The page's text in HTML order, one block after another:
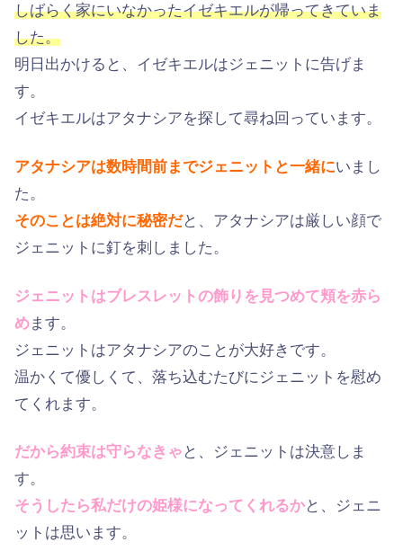
しばらく家にいなかったイゼキエルが帰ってきていま
した。
明日出かけると、イゼキエルはジェニットに告げま
す。
イゼキエルはアタナシアを探して尋ね回っています。
アタナシアは数時間前までジェニットと一緒にいまし
た。
そのことは絶対に秘密だと、アタナシアは厳しい顔で
ジェニットに釘を刺しました。
ジェニットはブレスレットの飾りを見つめて頬を赤ら
め ます。
ジェニットはアタナシアのことが大好きです。
温かくて優しくて、落ち込むたびにジェニットを慰め
てくれます。
だから約束は守らなきゃ と、ジェニットは決意しま
す。
そうしたら私だけの姫様になってくれるかと、ジェニ
ットは思います。